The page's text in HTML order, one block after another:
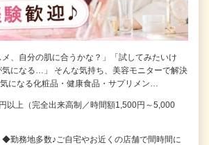
メ、自分の肌に合うかな？」「試してみたいけ
気になる…」 そんな気持ち、美容モニターで解決
になる化粧品・健康食品・サプリメン…
以上（完全出来高制／時間額1,500円～5,000
勤務地多数♪ご自宅やお近くの店舗で間時間に